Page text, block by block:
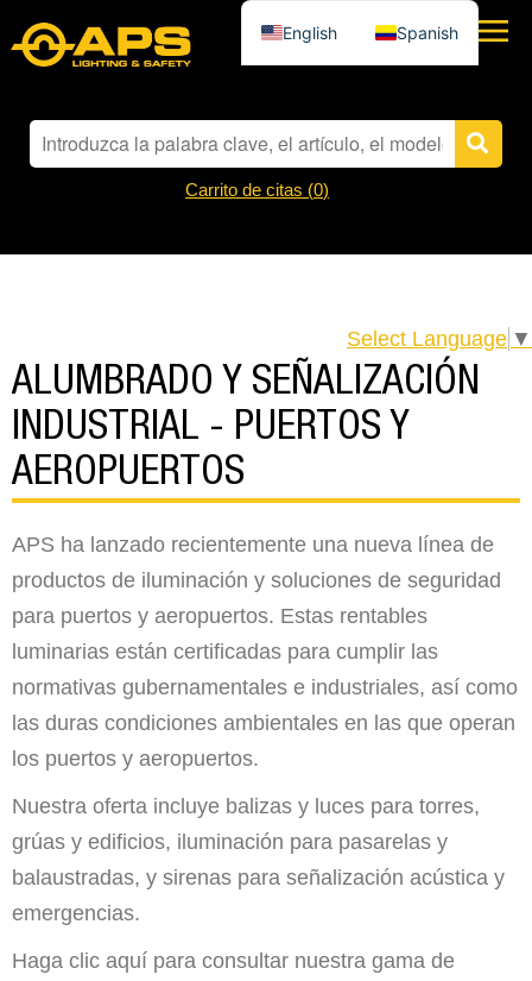
Carrito de citas (0)
Select Language ▼
ALUMBRADO Y SEÑALIZACIÓN
INDUSTRIAL - PUERTOS Y
AEROPUERTOS
APS ha lanzado recientemente una nueva línea de
productos de iluminación y soluciones de seguridad
para puertos y aeropuertos. Estas rentables
luminarias están certificadas para cumplir las
normativas gubernamentales e industriales, así como
las duras condiciones ambientales en las que operan
los puertos y aeropuertos.
Nuestra oferta incluye balizas y luces para torres,
grúas y edificios, iluminación para pasarelas y
balaustradas, y sirenas para señalización acústica y
emergencias.
Haga clic aquí para consultar nuestra gama de
English Spanish